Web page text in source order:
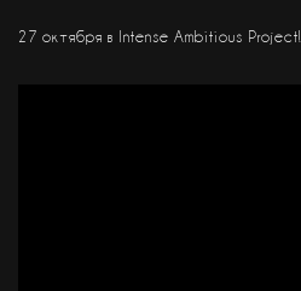
27 октября в Intense Ambitious Project!